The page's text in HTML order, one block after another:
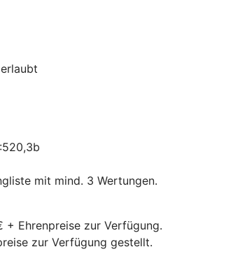
mit mind. 3 Wertungen.
Ehrenpreise zur Verfügung.
zur Verfügung gestellt.